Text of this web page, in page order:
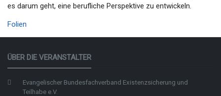
es darum geht, eine berufliche Perspektive zu entwickeln.
Folien
ÜBER DIE VERANSTALTER
Evangelischer Bundesfachverband Existenzsicherung und
Teilhabe e.V.